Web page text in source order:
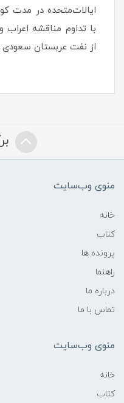
ایالات‌متحده در مدت
با تداوم مناقشه اعراب
از نفت عربستان سعودی
منوی وب‌سایت
خانه
کتاب
پرونده ها
راهنما
درباره ما
تماس با ما
منوی وب‌سایت
خانه
کتاب